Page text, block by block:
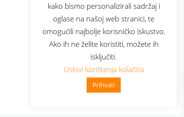
kako bismo personalizirali sadržaj i
oglase na našoj web stranici, te
omogućili najbolje korisničko iskustvo.
Ako ih ne želite koristiti, možete ih
isključiti.
Uslovi korištenja kolačića
Prihvati